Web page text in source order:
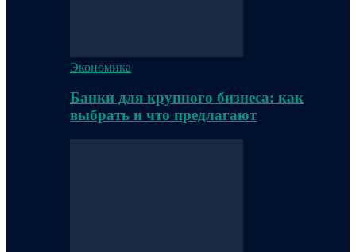
Экономика
Банки для крупного бизнеса: как
выбрать и что предлагают